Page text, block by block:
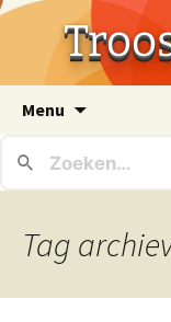
Menu
inhoud
Tag